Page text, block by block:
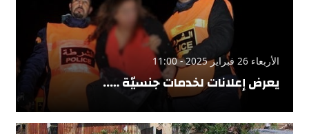
الأربعاء 26 فبراير 2025 - 11:00
يعرض إعلانات لخدمات جنسيّة …..